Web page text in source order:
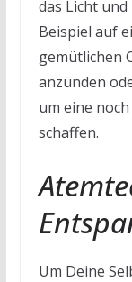
das Licht und
Beispiel auf
gemütlichen
anzünden
um eine
schaffen.
Um Deine